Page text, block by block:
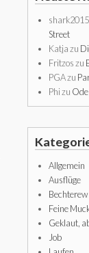
shark2015
Street
Katjazu
Fritzoszu
PGAzu
Phizu
Allgemein
Ausflüge
Bechterew
Feine
Geklaut,
Job